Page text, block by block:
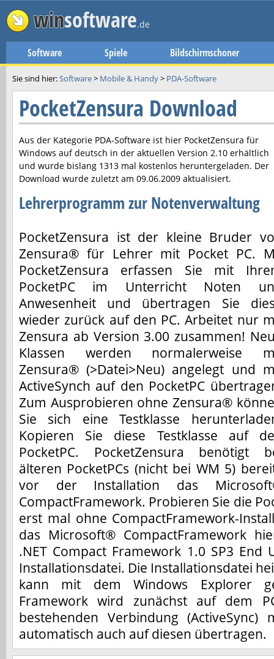
winsoftware.de
Software Spiele Bildschirmschoner
Sie sind hier:Software> Mobile & Handy> PDA-Software
PocketZensura Download
Aus der Kategorie PDA-Software ist hier PocketZensura für
Windows auf deutsch in der aktuellen Version 2.10 erhältlich
und wurde bislang 1313 mal kostenlos heruntergeladen. Der
Download wurde zuletzt am 09.06.2009 aktualisiert.
Lehrerprogramm zur Notenverwaltung
PocketZensura ist der kleine Bruder
Zensura® für Lehrer mit Pocket PC.
PocketZensura erfassen Sie mit
PocketPC im Unterricht Noten
Anwesenheit und übertragen Sie
wieder zurück auf den PC. Arbeitet nur
Zensura ab Version 3.00 zusammen!
Klassen werden normalerweise
Zensura® (>Datei>Neu) angelegt und
ActiveSynch auf den PocketPC
Zum Ausprobieren ohne Zensura®
Sie sich eine Testklasse
Kopieren Sie diese Testklasse auf
PocketPC. PocketZensura benötigt
älteren PocketPCs (nicht bei WM 5)
vor der Installation das
CompactFramework. Probieren Sie die
erst mal ohne CompactFramework-
das Microsoft® CompactFramework
.NET Compact Framework 1.0 SP3 End
Installationsdatei. Die Installationsdatei
kann mit dem Windows Explorer
Framework wird zunächst auf dem
bestehenden Verbindung
automatisch auch auf diesen übertragen.